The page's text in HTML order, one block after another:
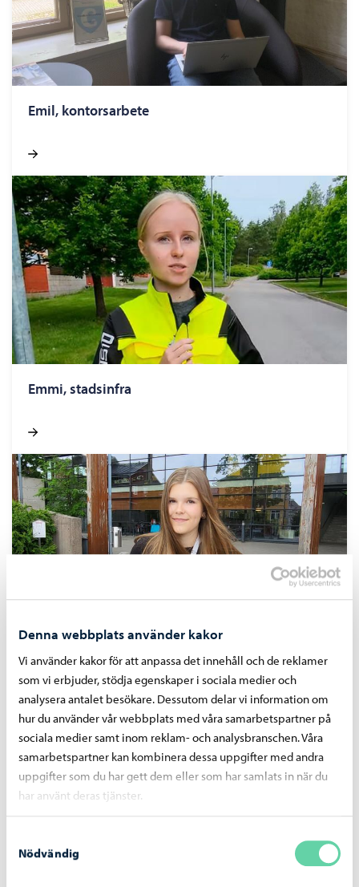
Denna webbplats använder kakor
Vi använder kakor för att anpassa det innehåll och de reklamer
som vi erbjuder, stödja egenskaper i sociala medier och
analysera antalet besökare. Dessutom delar vi information om
hur du använder vår webbplats med våra samarbetspartner på
sociala medier samt inom reklam- och analysbranschen. Våra
samarbetspartner kan kombinera dessa uppgifter med andra
uppgifter som du har gett dem eller som har samlats in när du
har använt deras tjänster.
Nödvändig
Emil, kontorsarbete
Emmi, stadsinfra
Miriam, bibliotekstjänster